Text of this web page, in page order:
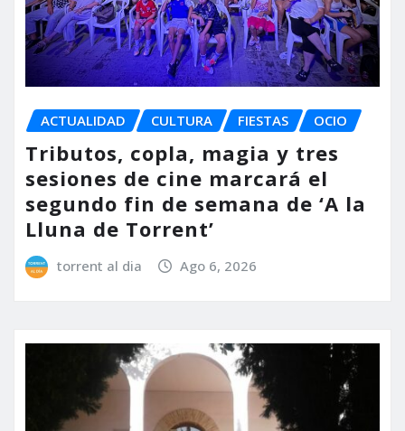
ACTUALIDAD CULTURA FIESTAS OCIO
Tributos, copla, magia y tres
sesiones de cine marcará el
segundo fin de semana de ‘A la
Lluna de Torrent’
torrent al dia Ago 6, 2026